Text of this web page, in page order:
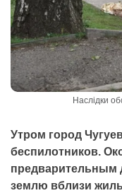
Наслідки
Утром город
беспилотников.
предварительным
землю вблизи